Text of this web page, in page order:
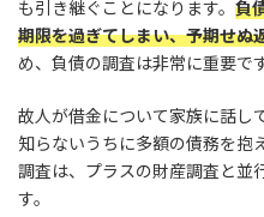
も引き継ぐことになります。 負
期限を過ぎてしまい、予期せぬ
め、負債の調査は非常に重要です
故人が借金について家族に話し
知らないうちに多額の債務を抱
調査は、プラスの財産調査と並
す。